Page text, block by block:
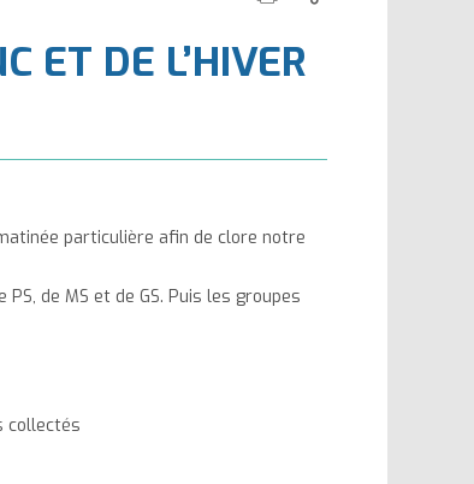
taille
du
taille
du
page
ET DE L’HIVER
particulière afin de clore notre
de MS et de GS. Puis les groupes